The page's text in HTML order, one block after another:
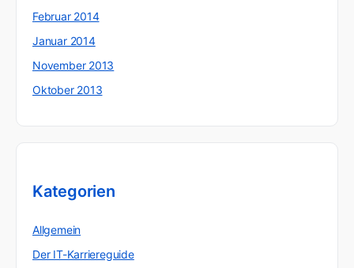
Februar 2014
Januar 2014
November 2013
Oktober 2013
Kategorien
Allgemein
Der IT-Karriereguide